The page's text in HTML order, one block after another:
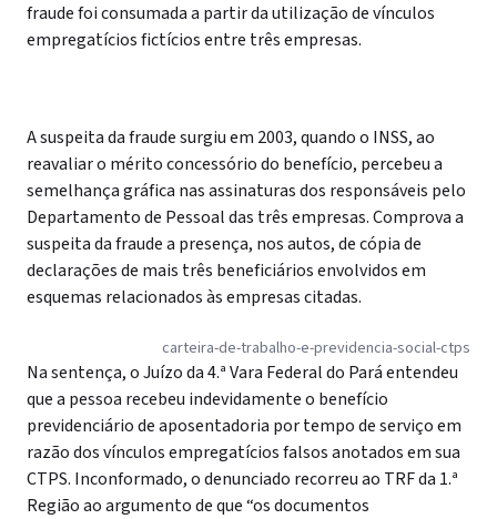
fraude foi consumada a partir da utilização de vínculos
empregatícios fictícios entre três empresas.
A suspeita da fraude surgiu em 2003, quando o INSS, ao
reavaliar o mérito concessório do benefício, percebeu a
semelhança gráfica nas assinaturas dos responsáveis pelo
Departamento de Pessoal das três empresas. Comprova a
suspeita da fraude a presença, nos autos, de cópia de
declarações de mais três beneficiários envolvidos em
esquemas relacionados às empresas citadas.
carteira-de-trabalho-e-previdencia-social-ctps
Na sentença, o Juízo da 4.ª Vara Federal do Pará entendeu
que a pessoa recebeu indevidamente o benefício
previdenciário de aposentadoria por tempo de serviço em
razão dos vínculos empregatícios falsos anotados em sua
CTPS. Inconformado, o denunciado recorreu ao TRF da 1.ª
Região ao argumento de que “os documentos